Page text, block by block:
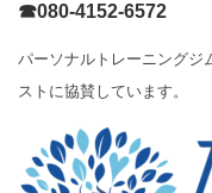
☎080-4152-6572
パーソナルトレーニングジ
ストに協賛しています。